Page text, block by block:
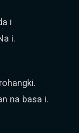
i
i.
na basa i.